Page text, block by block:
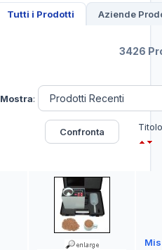
Tutti i Prodotti Aziende
3426
Mostra: